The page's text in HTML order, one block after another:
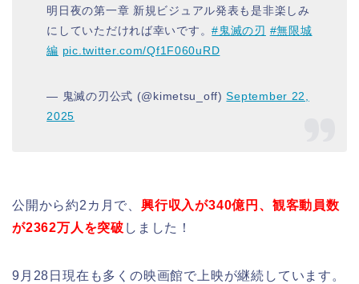
明日夜の第一章 新規ビジュアル発表も是非楽しみ
にしていただければ幸いです。#鬼滅の刃 #無限城
編 pic.twitter.com/Qf1F060uRD
— 鬼滅の刃公式 (@kimetsu_off)September 22,
2025
公開から約2カ月で、 興行収入が340億円、観客動員数
が2362万人を突破 しました！
9月28日現在も多くの映画館で上映が継続しています。